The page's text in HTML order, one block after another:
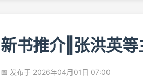
新书推介‖张洪英
📅 发布于 2026年04月01日 07:00